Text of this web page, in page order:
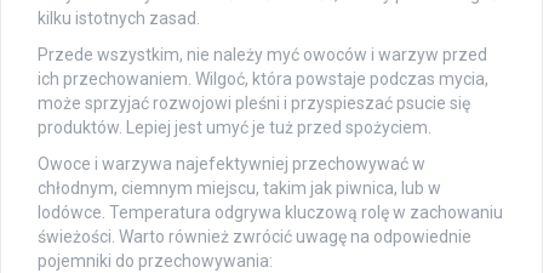
kilku istotnych zasad.
Przede wszystkim, nie należy myć owoców i warzyw przed
ich przechowaniem. Wilgoć, która powstaje podczas mycia,
może sprzyjać rozwojowi pleśni i przyspieszać psucie się
produktów. Lepiej jest umyć je tuż przed spożyciem.
Owoce i warzywa najefektywniej przechowywać w
chłodnym, ciemnym miejscu, takim jak piwnica, lub w
lodówce. Temperatura odgrywa kluczową rolę w zachowaniu
świeżości. Warto również zwrócić uwagę na odpowiednie
pojemniki do przechowywania: